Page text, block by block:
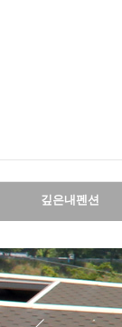
깊은내펜션
시설보기
오시는길